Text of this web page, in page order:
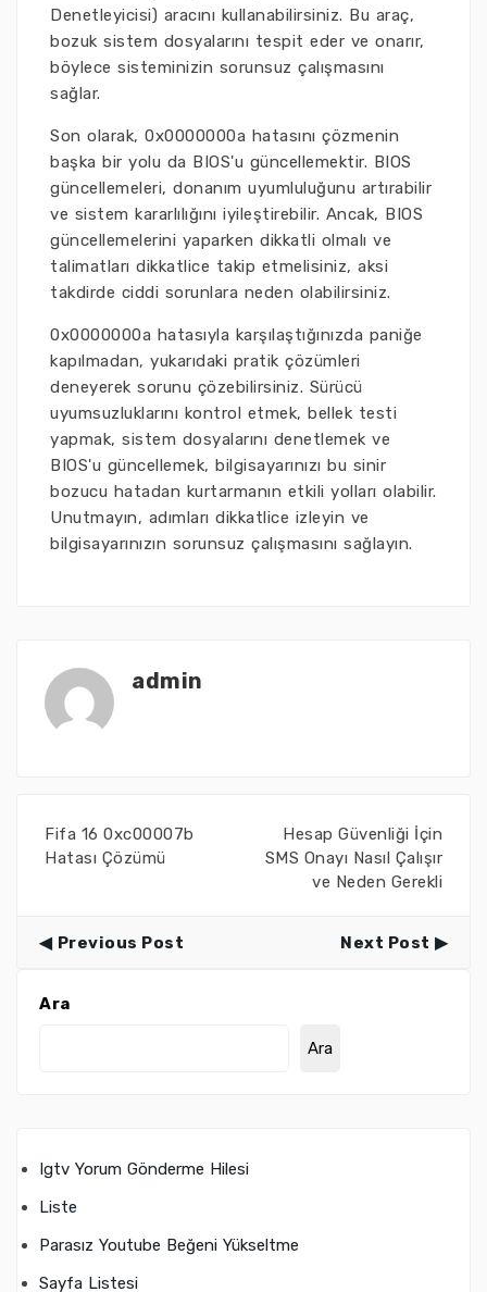
Denetleyicisi) aracını kullanabilirsiniz. Bu araç,
bozuk sistem dosyalarını tespit eder ve onarır,
böylece sisteminizin sorunsuz çalışmasını
sağlar.
Son olarak, 0x0000000a hatasını çözmenin
başka bir yolu da BIOS'u güncellemektir. BIOS
güncellemeleri, donanım uyumluluğunu artırabilir
ve sistem kararlılığını iyileştirebilir. Ancak, BIOS
güncellemelerini yaparken dikkatli olmalı ve
talimatları dikkatlice takip etmelisiniz, aksi
takdirde ciddi sorunlara neden olabilirsiniz.
0x0000000a hatasıyla karşılaştığınızda paniğe
kapılmadan, yukarıdaki pratik çözümleri
deneyerek sorunu çözebilirsiniz. Sürücü
uyumsuzluklarını kontrol etmek, bellek testi
yapmak, sistem dosyalarını denetlemek ve
BIOS'u güncellemek, bilgisayarınızı bu sinir
bozucu hatadan kurtarmanın etkili yolları olabilir.
Unutmayın, adımları dikkatlice izleyin ve
bilgisayarınızın sorunsuz çalışmasını sağlayın.
admin
Fifa 16 0xc00007b
Hatası Çözümü
Hesap Güvenliği İçin
SMS Onayı Nasıl Çalışır
ve Neden Gerekli
Previous Post Next Post
Ara
Ara
Igtv Yorum Gönderme Hilesi
Liste
Parasız Youtube Beğeni Yükseltme
Sayfa Listesi